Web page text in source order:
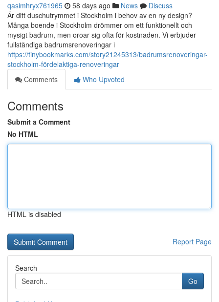
qasimhryx761965 58 days ago News
Discuss
Är ditt duschutrymmet i Stockholm i behov av en ny design?
Många boende i Stockholm drömmer om ett funktionellt och
mysigt badrum, men oroar sig ofta för kostnaden. Vi erbjuder
fullständiga badrumsrenoveringar i
https://tinybookmarks.com/story21245313/badrumsrenoveringar-
stockholm-fördelaktiga-renoveringar
Comments
Who Upvoted
Comments
Submit a Comment
No HTML
HTML is disabled
Report Page
Search
Go